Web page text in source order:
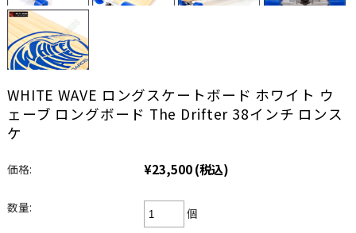
WHITE WAVE ロングスケートボード ホワイト ウ
ェーブ ロングボード The Drifter 38インチ ロンス
ケ
価格: ¥23,500(税込)
数量:
個